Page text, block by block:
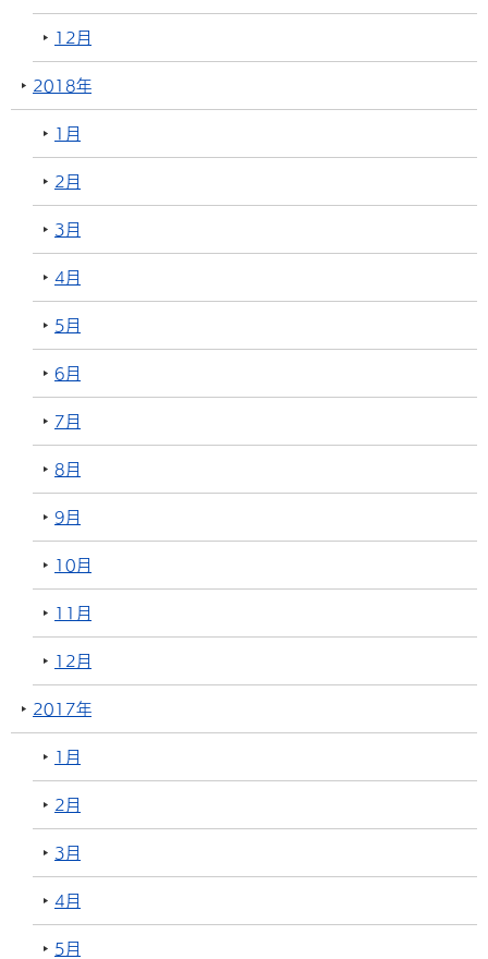
12月
2018年
1月
2月
3月
4月
5月
6月
7月
8月
9月
10月
11月
12月
2017年
1月
2月
3月
4月
5月